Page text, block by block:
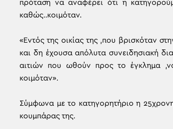
πρόταση να αναφέρει ότι η
καθώς..κοιμόταν.
«Εντός της οικίας της ,που βρισκόταν
και δη έχουσα απόλυτα συνειδησιακή
αιτιών που ωθούν προς το έγκλημα
κοιμόταν».
Σύμφωνα με το κατηγορητήριο η
κουμπάρας της.